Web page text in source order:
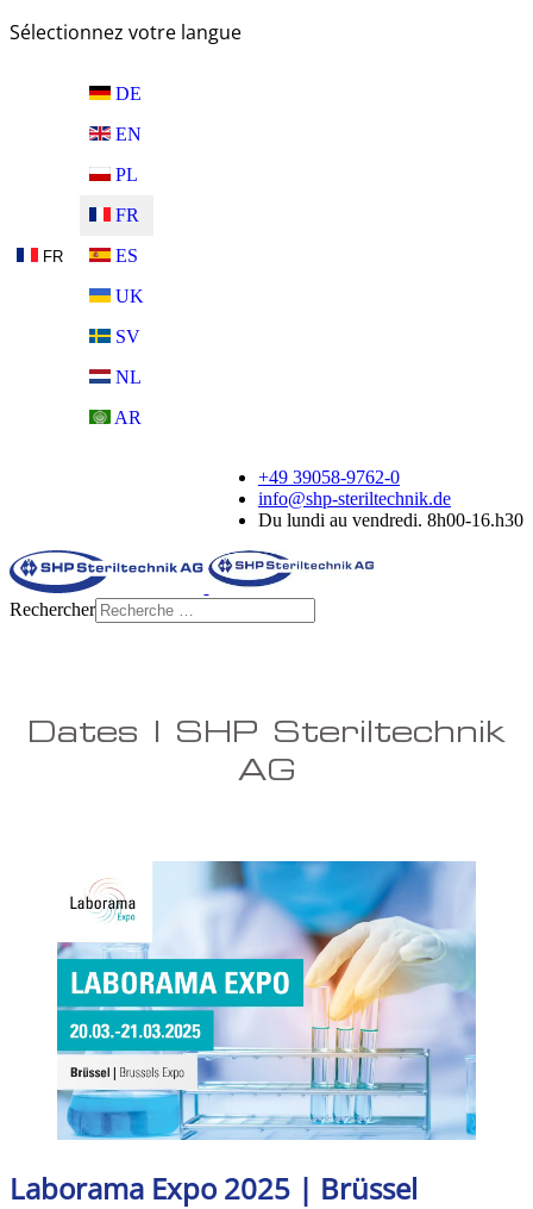
Sélectionnez votre langue
FR
DE
EN
PL
FR
ES
UK
SV
NL
AR
+49 39058-9762-0
info@shp-steriltechnik.de
Du lundi au vendredi. 8h00-16.h30
Rechercher
Dates | SHP Steriltechnik
AG
Laborama Expo 2025 | Brüssel